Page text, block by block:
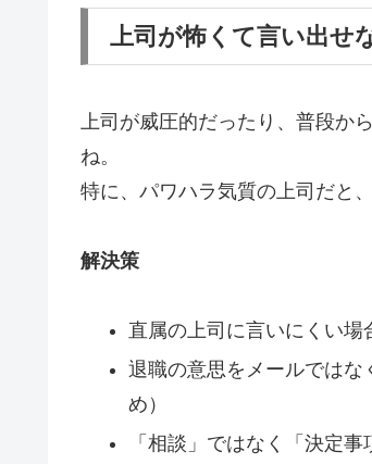
上司が怖くて言い出せ
上司が威圧的だったり、普段か
ね。
特に、パワハラ気質の上司だと
解決策
直属の上司に言いにくい
退職の意思をメールではな
め）
「相談」ではなく「決定